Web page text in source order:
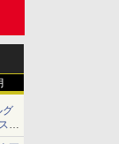
グ
」